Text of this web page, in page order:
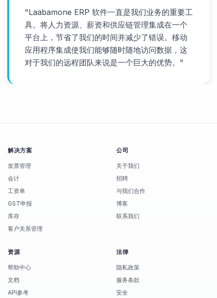
"Laabamone ERP 软件一直是我们业务的重要工
具。将人力资源、薪资和供应链管理集成在一个
平台上，节省了我们的时间并减少了错误。移动
应用程序集成使我们能够随时随地访问数据，这
对于我们的远程团队来说是一个巨大的优势。 "
解决方案
发票管理
会计
工资单
GST申报
库存
客户关系管理
公司
关于我们
招聘
与我们合作
博客
联系我们
资源
帮助中心
文档
API参考
法律
隐私政策
服务条款
安全